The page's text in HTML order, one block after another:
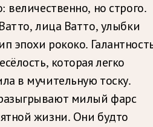
величественно, но строго.
лица Ватто, улыбки
эпохи рококо.
которая легко
в мучительную тоску.
милый фарс
жизни. Они будто